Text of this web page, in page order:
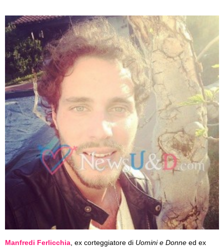
Manfredi Ferlicchia , ex corteggiatore di Uomini e Donne ed ex